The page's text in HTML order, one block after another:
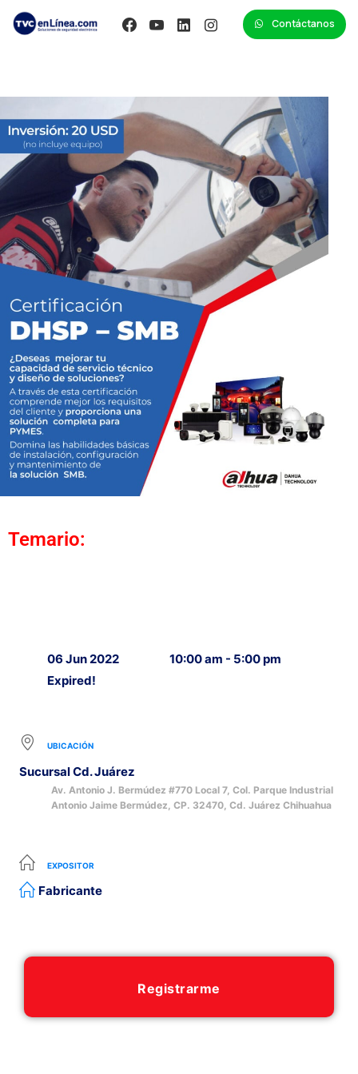
Contáctanos
Temario:
06 Jun 2022
Expired!
10:00 am - 5:00 pm
UBICACIÓN
Sucursal Cd. Juárez
Av. Antonio J. Bermúdez #770 Local 7, Col. Parque Industrial
Antonio Jaime Bermúdez, CP. 32470, Cd. Juárez Chihuahua
EXPOSITOR
Fabricante
Registrarme